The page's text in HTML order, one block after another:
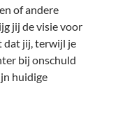
of andere
jij de visie voor
dat jij, terwijl je
bij onschuld
huidige